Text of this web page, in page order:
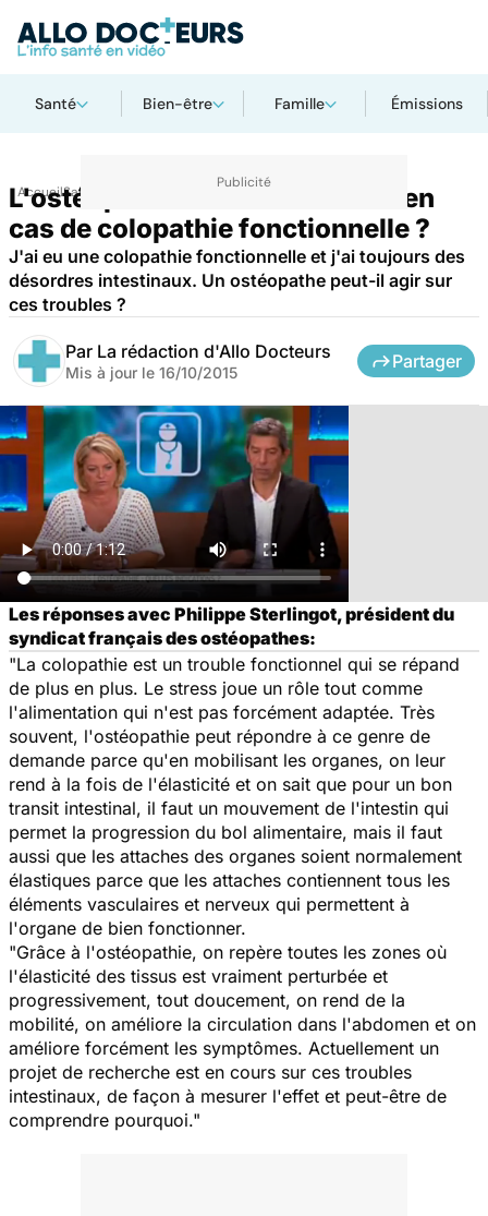
Santé Bien-être Famille Émissions
AccueilSanté
L'ostéopathie est-elle efficace en
cas de colopathie fonctionnelle ?
J'ai eu une colopathie fonctionnelle et j'ai toujours des
désordres intestinaux. Un ostéopathe peut-il agir sur
ces troubles ?
Par La rédaction d'Allo Docteurs
Mis à jour le 16/10/2015
Partager
Les réponses avec Philippe Sterlingot, président du
syndicat français des ostéopathes:
"La colopathie est un trouble fonctionnel qui se répand
de plus en plus. Le stress joue un rôle tout comme
l'alimentation qui n'est pas forcément adaptée. Très
souvent, l'ostéopathie peut répondre à ce genre de
demande parce qu'en mobilisant les organes, on leur
rend à la fois de l'élasticité et on sait que pour un bon
transit intestinal, il faut un mouvement de l'intestin qui
permet la progression du bol alimentaire, mais il faut
aussi que les attaches des organes soient normalement
élastiques parce que les attaches contiennent tous les
éléments vasculaires et nerveux qui permettent à
l'organe de bien fonctionner.
"Grâce à l'ostéopathie, on repère toutes les zones où
l'élasticité des tissus est vraiment perturbée et
progressivement, tout doucement, on rend de la
mobilité, on améliore la circulation dans l'abdomen et on
améliore forcément les symptômes. Actuellement un
projet de recherche est en cours sur ces troubles
intestinaux, de façon à mesurer l'effet et peut-être de
comprendre pourquoi."